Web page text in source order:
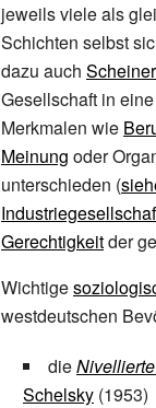
jeweils viele als
Schichten selbst
dazu auch
Gesellschaft in
Merkmalen wie
Meinung oder
unterschieden (
Gerechtigkeitder
Wichtige
westdeutschen
die
Schelsky (1953)